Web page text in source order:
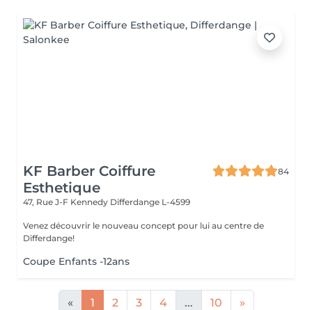
KF Barber Coiffure
Esthetique
84
47, Rue J-F Kennedy Differdange L-4599
Venez découvrir le nouveau concept pour lui au centre de
Differdange!
Coupe Enfants -12ans
« 1 2 3 4 ... 10 »